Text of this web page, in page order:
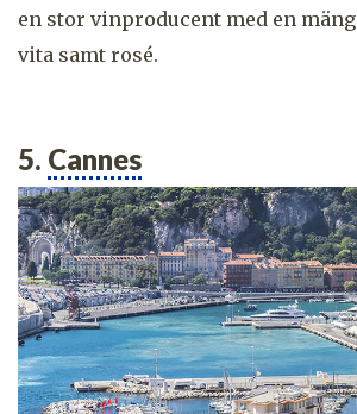
en stor vinproducent med en
vita samt rosé.
5. Cannes